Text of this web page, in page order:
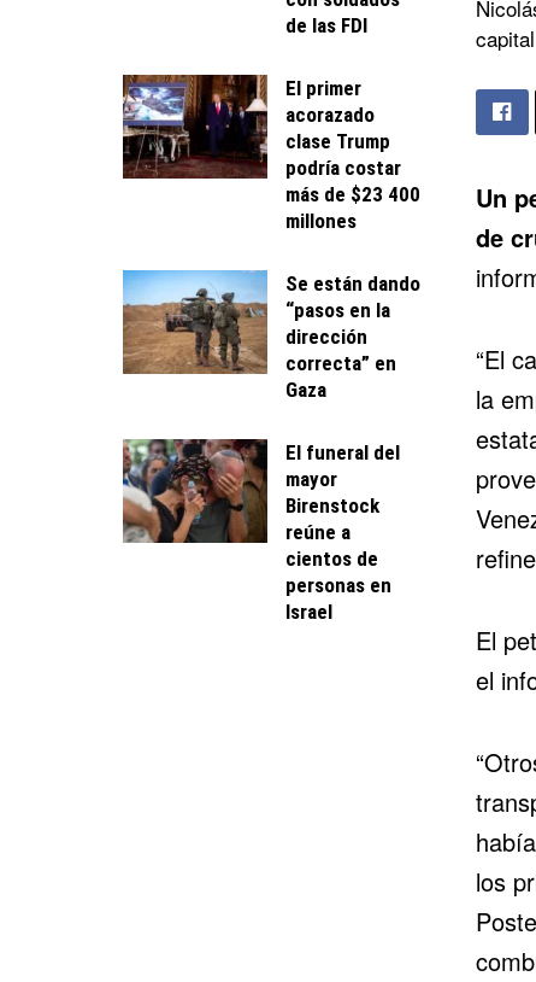
Un
de
“El
la
El
el
los
de las FDI
El primer
acorazado
clase Trump
podría costar
más de $23 400
millones
Se están dando
“pasos en la
dirección
correcta” en
Gaza
El funeral del
mayor
Birenstock
reúne a
cientos de
personas en
Israel